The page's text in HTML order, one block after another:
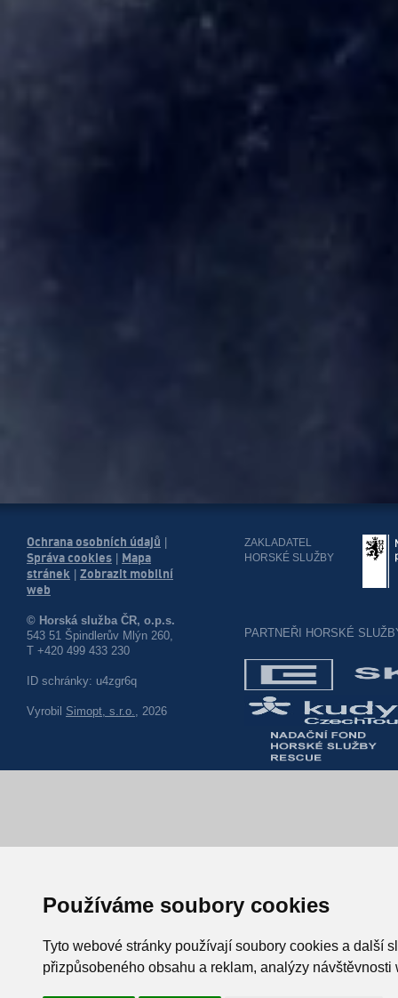
Používáme soubory cookies
Tyto webové stránky používají soubory cookies a další
přizpůsobeného obsahu a reklam, analýzy
Ochrana osobních údajů
Správa cookies
Mapa
stránek
Zobrazit mobilní
web
© Horská služba ČR, o.p.s.
543 51 Špindlerův Mlýn 260,
T +420 499 433 230
ID schránky: u4zgr6q
Vyrobil Simopt, s.r.o., 2026
ZAKLADATEL
HORSKÉ SLUŽBY
PARTNEŘI HORSKÉ